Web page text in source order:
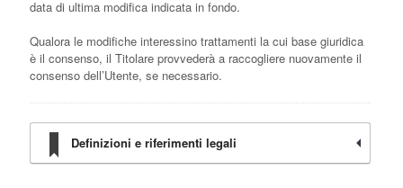
data di ultima modifica indicata in fondo.
Qualora le modifiche interessino trattamenti la cui base giuridica
è il consenso, il Titolare provvederà a raccogliere nuovamente il
consenso dell’Utente, se necessario.
Definizioni e riferimenti legali